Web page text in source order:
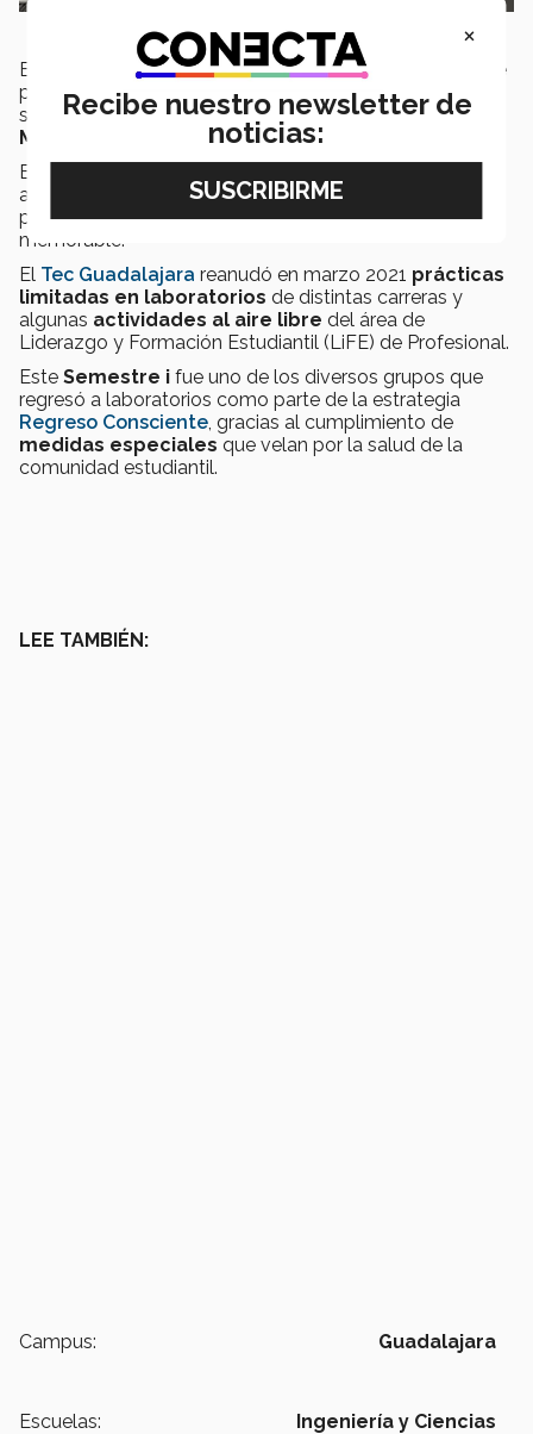
Este es un ejemplo del tipo deretos de alto nivel
que
permiten eldesarrollo de propuestas reales
y
soluciones a problemas específicos que son parte del
Modelo Educativo Tec21.
Este
aprendizaje basado enretos, con flexibilidad,
profesores inspiradores y una vivencia estudiantil
memorable.
El Tec Guadalajara reanudó en marzo 2021 prácticas
limitadas en laboratorios de distintas carreras y
algunas actividades al aire libre del área de
Liderazgo y Formación Estudiantil (LiFE) de Profesional.
Este Semestre i fue uno de los diversos grupos que
regresó a laboratorios como parte de la estrategia
Regreso Consciente , gracias al cumplimiento de
medidas especiales que velan por la salud de la
comunidad estudiantil.
LEE TAMBIÉN:
Campus: Guadalajara
Escuelas: Ingeniería y Ciencias
×
Recibe nuestro newsletter de
noticias: